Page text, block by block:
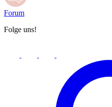
Forum
Folge uns!